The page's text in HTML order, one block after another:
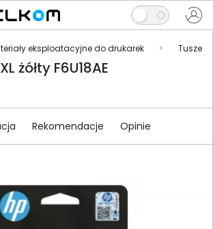
eksploatacyjne do drukarek Tusze
żółty F6U18AE
Rekomendacje Opinie